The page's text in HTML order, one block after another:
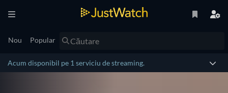
Nou Popular
Acum disponibil pe 1 serviciu de streaming.